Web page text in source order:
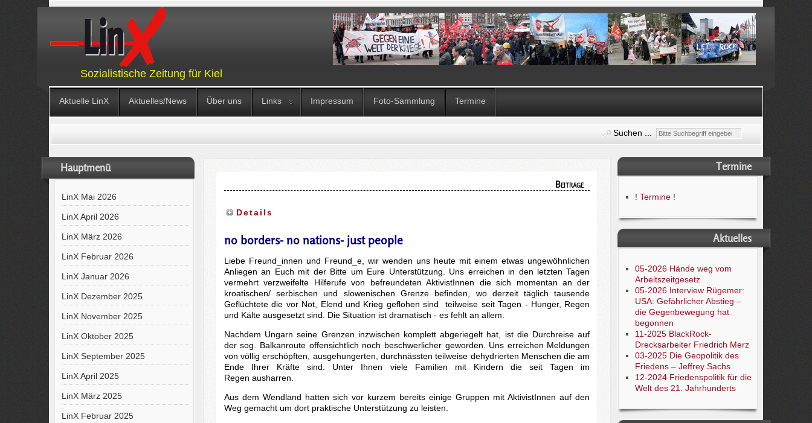
Sozialistische Zeitung für Kiel
Aktuelle LinX Aktuelles/News Über uns Links Impressum Foto-Sammlung Termine
Suchen ...
Hauptmenü
LinX Mai 2026
LinX April 2026
LinX März 2026
LinX Februar 2026
LinX Januar 2026
LinX Dezember 2025
LinX November 2025
LinX Oktober 2025
LinX September 2025
LinX April 2025
LinX März 2025
LinX Februar 2025
Beiträge
Details
no borders- no nations- just people
Liebe Freund_innen und Freund_e, wir wenden uns heute mit einem etwas ungewöhnlichen
Anliegen an Euch mit der Bitte um Eure Unterstützung. Uns erreichen in den letzten Tagen
vermehrt verzweifelte Hilferufe von befreundeten AktivistInnen die sich momentan an der
kroatischen/ serbischen und slowenischen Grenze befinden, wo derzeit täglich tausende
Geflüchtete die vor Not, Elend und Krieg geflohen sind  teilweise seit Tagen - Hunger, Regen
und Kälte ausgesetzt sind. Die Situation ist dramatisch - es fehlt an allem.
Nachdem Ungarn seine Grenzen inzwischen komplett abgeriegelt hat, ist die Durchreise auf
der sog. Balkanroute offensichtlich noch beschwerlicher geworden. Uns erreichen Meldungen
von völlig erschöpften, ausgehungerten, durchnässten teilweise dehydrierten Menschen die am
Ende Ihrer Kräfte sind. Unter Ihnen viele Familien mit Kindern die seit Tagen im
Regen ausharren.
Aus dem Wendland hatten sich vor kurzem bereits einige Gruppen mit AktivistInnen auf den
Weg gemacht um dort praktische Unterstützung zu leisten.
Termine
! Termine !
Aktuelles
05-2026 Hände weg vom
Arbeitszeitgesetz
05-2026 Interview Rügemer:
USA: Gefährlicher Abstieg –
die Gegenbewegung hat
begonnen
11-2025 BlackRock-
Drecksarbeiter Friedrich Merz
03-2025 Die Geopolitik des
Friedens – Jeffrey Sachs
12-2024 Friedenspolitik für die
Welt des 21. Jahrhunderts